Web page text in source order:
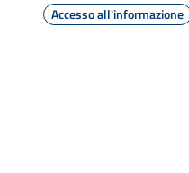
Accesso all'informazione